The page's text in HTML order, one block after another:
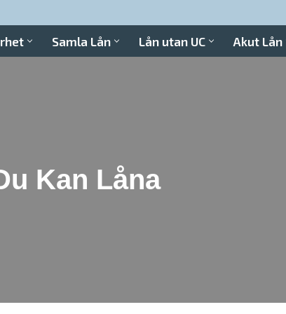
Samla Lån Lån utan UC Akut Lån
Kan Låna